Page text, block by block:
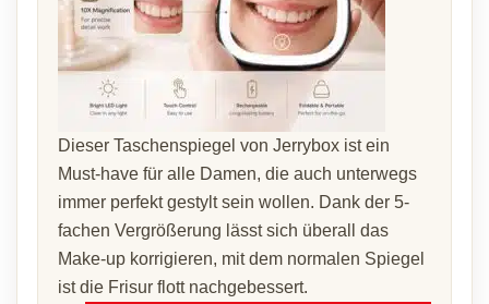
Dieser Taschenspiegel von Jerrybox ist ein
Must-have für alle Damen, die auch unterwegs
immer perfekt gestylt sein wollen. Dank der 5-
fachen Vergrößerung lässt sich überall das
Make-up korrigieren, mit dem normalen Spiegel
ist die Frisur flott nachgebessert.